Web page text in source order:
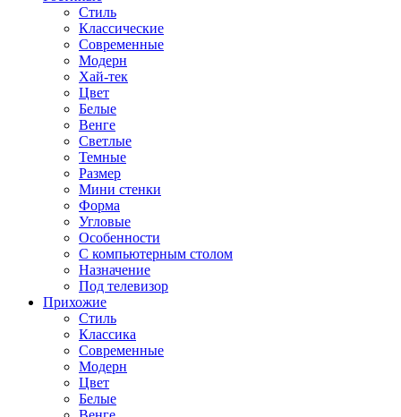
Стиль
Классические
Современные
Модерн
Хай-тек
Цвет
Белые
Венге
Светлые
Темные
Размер
Мини стенки
Форма
Угловые
Особенности
С компьютерным столом
Назначение
Под телевизор
Прихожие
Стиль
Классика
Современные
Модерн
Цвет
Белые